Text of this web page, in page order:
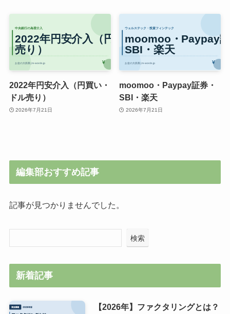
2022年円安介入（円買い・
ドル売り）
2026年7月21日
moomoo・Paypay証券・
SBI・楽天
2026年7月21日
編集部おすすめ記事
記事が見つかりませんでした。
検索
新着記事
【2026年】ファクタリングとは？